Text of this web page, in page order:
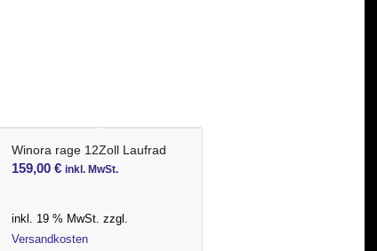
Winora rage 12Zoll Laufrad
159,00€ inkl. MwSt.
inkl. 19 % MwSt. zzgl.
Versandkosten